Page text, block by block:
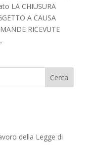
LA CHIUSURA
A CAUSA
RICEVUTE
della Legge di